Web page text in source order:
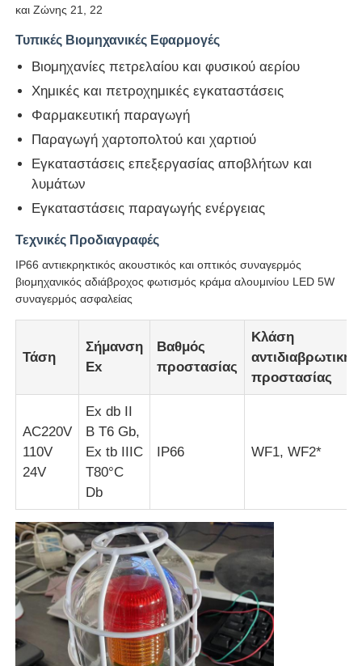
Ποιοτικός έλεγχος
επαφή
Ζητήστε ένα απόσπασμα
Explosionproof φωτισμός
Explosionproof φως συναγερμών
ανεμιστήρας με προστασία από έκρηξη
Πυροσβεστικό κουτί
αντιεκρηκτικός διακόπτης
Πυροσβεστικά αδένες καλωδίων
explosionproof βούλωμα και υποδοχή
και Ζώνης 21, 22
Τυπικές Βιομηχανικές Εφαρμογές
Βιομηχανίες πετρελαίου και φυσικού αερίου
Χημικές και πετροχημικές εγκαταστάσεις
Φαρμακευτική παραγωγή
Παραγωγή χαρτοπολτού και χαρτιού
Εγκαταστάσεις επεξεργασίας αποβλήτων και
λυμάτων
Εγκαταστάσεις παραγωγής ενέργειας
Τεχνικές Προδιαγραφές
IP66 αντιεκρηκτικός ακουστικός και οπτικός συναγερμός
βιομηχανικός αδιάβροχος φωτισμός κράμα αλουμινίου LED 5W
συναγερμός ασφαλείας
Τάση
Σήμανση
Ex
Βαθμός
προστασίας
Κλάση
αντιδιαβρωτικής
προστασίας
AC220V
110V
24V
Ex db II
B T6 Gb,
Ex tb IIIC
T80°C
Db
IP66 WF1, WF2*